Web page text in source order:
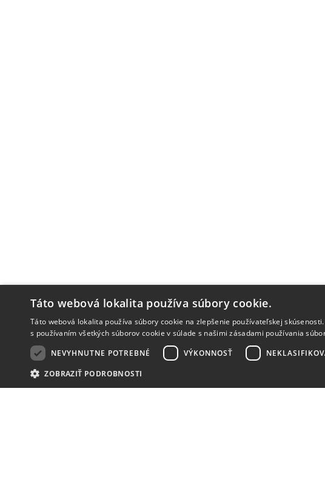
Táto webová lokalita používa súbory cookie.
Táto webová lokalita používa súbory cookie na zlepšenie používateľskej
s používaním všetkých súborov cookie v súlade s našimi zásadami používania
NEVYHNUTNE POTREBNÉ
VÝKONNOSŤ
ZOBRAZIŤ PODROBNOSTI